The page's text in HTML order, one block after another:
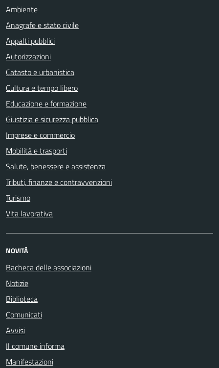
Ambiente
Anagrafe e stato civile
Appalti pubblici
Autorizzazioni
Catasto e urbanistica
Cultura e tempo libero
Educazione e formazione
Giustizia e sicurezza pubblica
Imprese e commercio
Mobilità e trasporti
Salute, benessere e assistenza
Tributi, finanze e contravvenzioni
Turismo
Vita lavorativa
NOVITÀ
Bacheca delle associazioni
Notizie
Biblioteca
Comunicati
Avvisi
Il comune informa
Manifestazioni